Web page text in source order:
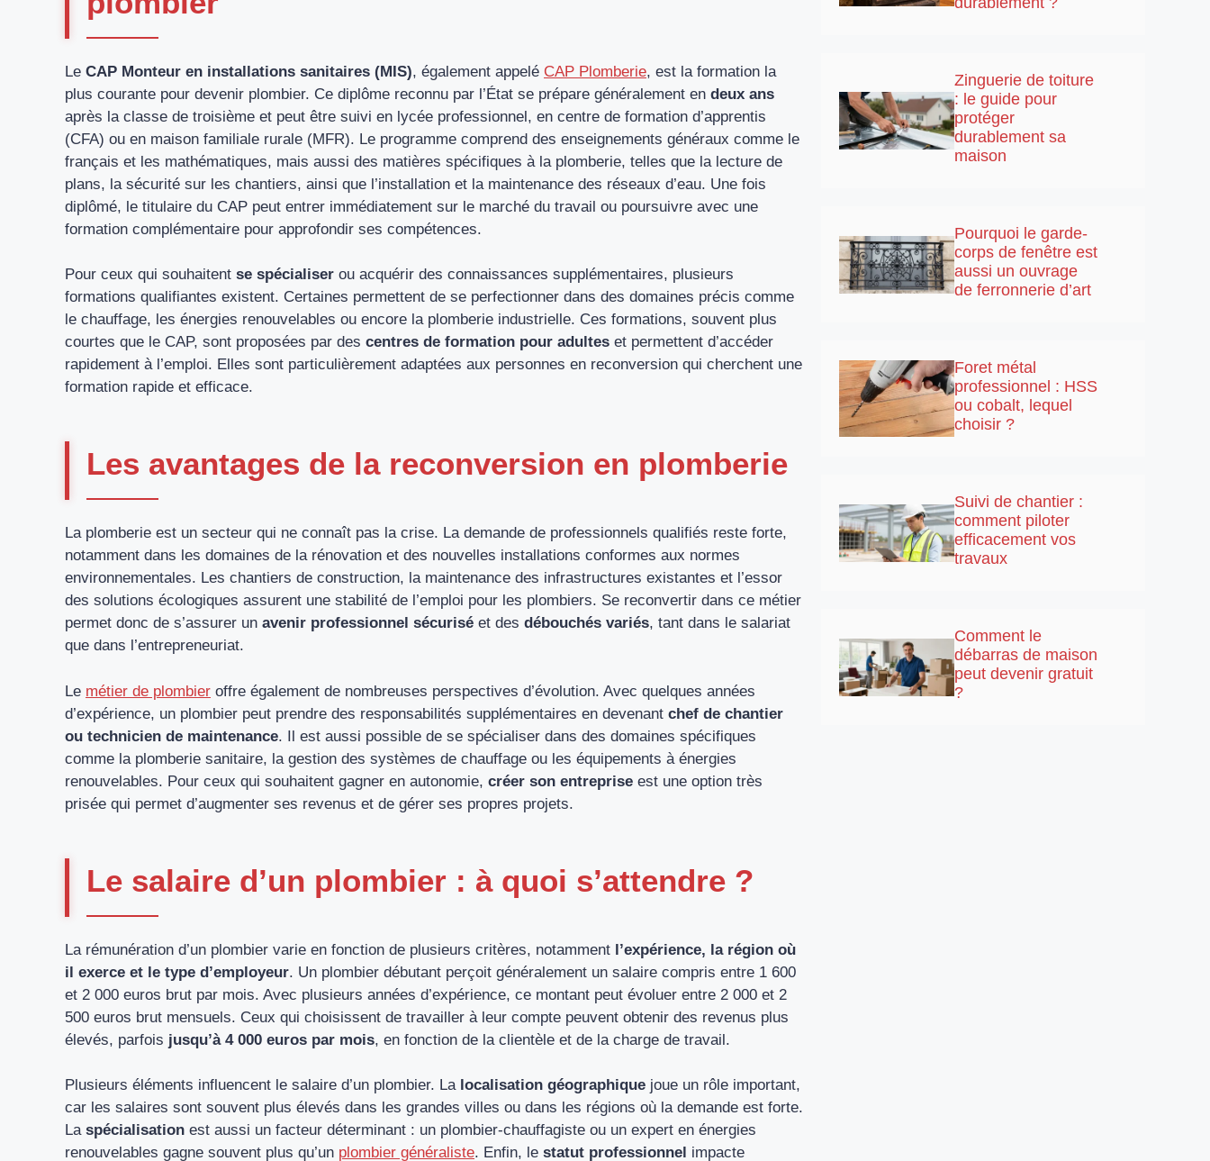
Le CAP Monteur en installations sanitaires (MIS), également appelé CAP Plomberie, est la formation la
plus courante pour devenir plombier. Ce diplôme reconnu par l’État se prépare généralement en deux ans
après la classe de troisième et peut être suivi en lycée professionnel, en centre de formation d’apprentis
(CFA) ou en maison familiale rurale (MFR). Le programme comprend des enseignements généraux comme le
français et les mathématiques, mais aussi des matières spécifiques à la plomberie, telles que la lecture de
plans, la sécurité sur les chantiers, ainsi que l’installation et la maintenance des réseaux d’eau. Une fois
diplômé, le titulaire du CAP peut entrer immédiatement sur le marché du travail ou poursuivre avec une
formation complémentaire pour approfondir ses compétences.
Pour ceux qui souhaitent se spécialiser ou acquérir des connaissances supplémentaires, plusieurs
formations qualifiantes existent. Certaines permettent de se perfectionner dans des domaines précis comme
le chauffage, les énergies renouvelables ou encore la plomberie industrielle. Ces formations, souvent plus
courtes que le CAP, sont proposées par des centres de formation pour adultes et permettent d’accéder
rapidement à l’emploi. Elles sont particulièrement adaptées aux personnes en reconversion qui cherchent une
formation rapide et efficace.
Les avantages de la reconversion en plomberie
La plomberie est un secteur qui ne connaît pas la crise. La demande de professionnels qualifiés reste forte,
notamment dans les domaines de la rénovation et des nouvelles installations conformes aux normes
environnementales. Les chantiers de construction, la maintenance des infrastructures existantes et l’essor
des solutions écologiques assurent une stabilité de l’emploi pour les plombiers. Se reconvertir dans ce métier
permet donc de s’assurer un avenir professionnel sécurisé et des débouchés variés, tant dans le salariat
que dans l’entrepreneuriat.
Le métier de plombier offre également de nombreuses perspectives d’évolution. Avec quelques années
d’expérience, un plombier peut prendre des responsabilités supplémentaires en devenant chef de chantier
ou technicien de maintenance. Il est aussi possible de se spécialiser dans des domaines spécifiques
comme la plomberie sanitaire, la gestion des systèmes de chauffage ou les équipements à énergies
renouvelables. Pour ceux qui souhaitent gagner en autonomie, créer son entreprise est une option très
prisée qui permet d’augmenter ses revenus et de gérer ses propres projets.
Le salaire d’un plombier : à quoi s’attendre ?
La rémunération d’un plombier varie en fonction de plusieurs critères, notamment l’expérience, la région où
il exerce et le type d’employeur. Un plombier débutant perçoit généralement un salaire compris entre 1 600
et 2 000 euros brut par mois. Avec plusieurs années d’expérience, ce montant peut évoluer entre 2 000 et 2
500 euros brut mensuels. Ceux qui choisissent de travailler à leur compte peuvent obtenir des revenus plus
élevés, parfois jusqu’à 4 000 euros par mois, en fonction de la clientèle et de la charge de travail.
Plusieurs éléments influencent le salaire d’un plombier. La localisation géographique joue un rôle important,
car les salaires sont souvent plus élevés dans les grandes villes ou dans les régions où la demande est forte.
La spécialisation est aussi un facteur déterminant : un plombier-chauffagiste ou un expert en énergies
renouvelables gagne souvent plus qu’un plombier généraliste. Enfin, le statut professionnel impacte
Zinguerie de toiture
: le guide pour
protéger
durablement sa
maison
Pourquoi le garde-
corps de fenêtre est
aussi un ouvrage
de ferronnerie d’art
Foret métal
professionnel : HSS
ou cobalt, lequel
choisir ?
Suivi de chantier :
comment piloter
efficacement vos
travaux
Comment le
débarras de maison
peut devenir gratuit
?